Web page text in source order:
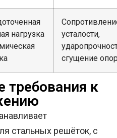
нагрузка
усталости,
сгущение
требования к
стальных решёток, с